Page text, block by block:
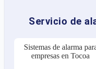
Servicio de
Sistemas de alarma
empresas en Tocoa